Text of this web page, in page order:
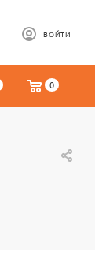
ВОЙТИ
0